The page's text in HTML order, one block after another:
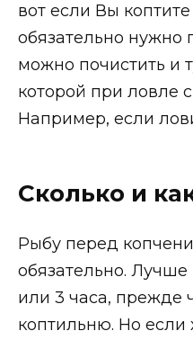
вот если Вы коптите
обязательно нужно
можно почистить и
которой при ловле
Например, если
Сколько и
Рыбу перед
обязательно. Лучше
или 3 часа, прежде
коптильню. Но если